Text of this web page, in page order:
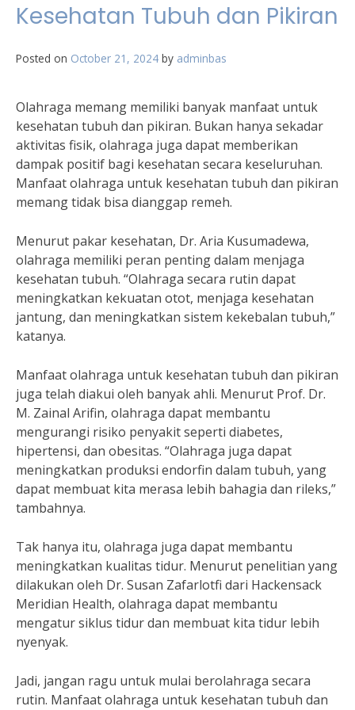
Kesehatan Tubuh dan Pikiran
Posted on October 21, 2024 by adminbas
Olahraga memang memiliki banyak manfaat untuk
kesehatan tubuh dan pikiran. Bukan hanya sekadar
aktivitas fisik, olahraga juga dapat memberikan
dampak positif bagi kesehatan secara keseluruhan.
Manfaat olahraga untuk kesehatan tubuh dan pikiran
memang tidak bisa dianggap remeh.
Menurut pakar kesehatan, Dr. Aria Kusumadewa,
olahraga memiliki peran penting dalam menjaga
kesehatan tubuh. “Olahraga secara rutin dapat
meningkatkan kekuatan otot, menjaga kesehatan
jantung, dan meningkatkan sistem kekebalan tubuh,”
katanya.
Manfaat olahraga untuk kesehatan tubuh dan pikiran
juga telah diakui oleh banyak ahli. Menurut Prof. Dr.
M. Zainal Arifin, olahraga dapat membantu
mengurangi risiko penyakit seperti diabetes,
hipertensi, dan obesitas. “Olahraga juga dapat
meningkatkan produksi endorfin dalam tubuh, yang
dapat membuat kita merasa lebih bahagia dan rileks,”
tambahnya.
Tak hanya itu, olahraga juga dapat membantu
meningkatkan kualitas tidur. Menurut penelitian yang
dilakukan oleh Dr. Susan Zafarlotfi dari Hackensack
Meridian Health, olahraga dapat membantu
mengatur siklus tidur dan membuat kita tidur lebih
nyenyak.
Jadi, jangan ragu untuk mulai berolahraga secara
rutin. Manfaat olahraga untuk kesehatan tubuh dan